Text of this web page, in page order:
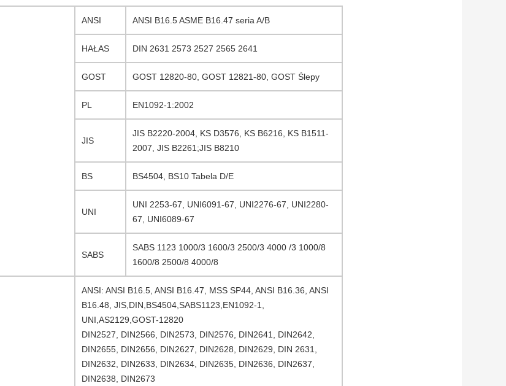
ANSI ANSI B16.5 ASME B16.47 seria A/B
HAŁAS DIN 2631 2573 2527 2565 2641
GOST GOST 12820-80, GOST 12821-80, GOST Ślepy
PL EN1092-1:2002
JIS
JIS B2220-2004, KS D3576, KS B6216, KS B1511-
2007, JIS B2261;JIS B8210
BS BS4504, BS10 Tabela D/E
UNI
UNI 2253-67, UNI6091-67, UNI2276-67, UNI2280-
67, UNI6089-67
SABS
SABS 1123 1000/3 1600/3 2500/3 4000 /3 1000/8
1600/8 2500/8 4000/8
ANSI: ANSI B16.5, ANSI B16.47, MSS SP44, ANSI B16.36, ANSI
B16.48, JIS,DIN,BS4504,SABS1123,EN1092-1,
UNI,AS2129,GOST-12820
DIN2527, DIN2566, DIN2573, DIN2576, DIN2641, DIN2642,
DIN2655, DIN2656, DIN2627, DIN2628, DIN2629, DIN 2631,
DIN2632, DIN2633, DIN2634, DIN2635, DIN2636, DIN2637,
DIN2638, DIN2673